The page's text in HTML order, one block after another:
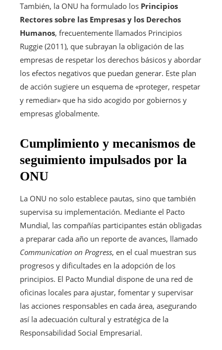
También, la ONU ha formulado los Principios
Rectores sobre las Empresas y los Derechos
Humanos, frecuentemente llamados Principios
Ruggie (2011), que subrayan la obligación de las
empresas de respetar los derechos básicos y abordar
los efectos negativos que puedan generar. Este plan
de acción sugiere un esquema de «proteger, respetar
y remediar» que ha sido acogido por gobiernos y
empresas globalmente.
Cumplimiento y mecanismos de
seguimiento impulsados por la
ONU
La ONU no solo establece pautas, sino que también
supervisa su implementación. Mediante el Pacto
Mundial, las compañías participantes están obligadas
a preparar cada año un reporte de avances, llamado
Communication on Progress, en el cual muestran sus
progresos y dificultades en la adopción de los
principios. El Pacto Mundial dispone de una red de
oficinas locales para ajustar, fomentar y supervisar
las acciones responsables en cada área, asegurando
así la adecuación cultural y estratégica de la
Responsabilidad Social Empresarial.